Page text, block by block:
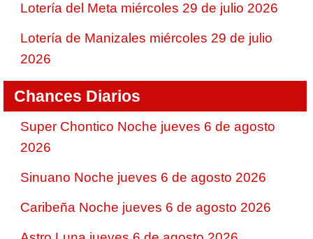
Lotería del Meta miércoles 29 de julio 2026
Lotería de Manizales miércoles 29 de julio
2026
Chances Diarios
Super Chontico Noche jueves 6 de agosto
2026
Sinuano Noche jueves 6 de agosto 2026
Caribeña Noche jueves 6 de agosto 2026